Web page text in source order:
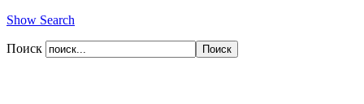
Show Search
Поиск